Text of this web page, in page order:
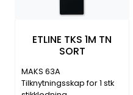
ETLINE TKS 1M TN
SORT
MAKS 63A
Tilknytningsskap for 1 stk